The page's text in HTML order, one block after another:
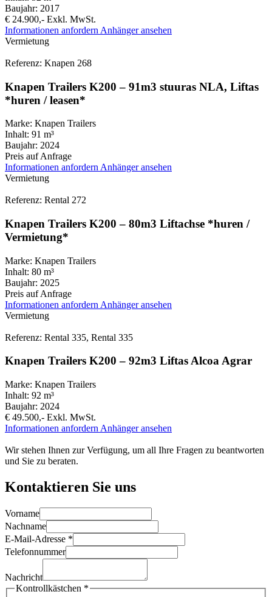
Baujahr: 2017
€ 24.900,- Exkl. MwSt.
Informationen anfordern Anhänger ansehen
Vermietung
Referenz: Knapen 268
Knapen Trailers K200 – 91m3 stuuras NLA, Liftas
*huren / leasen*
Marke: Knapen Trailers
Inhalt: 91 m³
Baujahr: 2024
Preis auf Anfrage
Informationen anfordern Anhänger ansehen
Vermietung
Referenz: Rental 272
Knapen Trailers K200 – 80m3 Liftachse *huren /
Vermietung*
Marke: Knapen Trailers
Inhalt: 80 m³
Baujahr: 2025
Preis auf Anfrage
Informationen anfordern Anhänger ansehen
Vermietung
Referenz: Rental 335, Rental 335
Knapen Trailers K200 – 92m3 Liftas Alcoa Agrar
Marke: Knapen Trailers
Inhalt: 92 m³
Baujahr: 2024
€ 49.500,- Exkl. MwSt.
Informationen anfordern Anhänger ansehen
Wir stehen Ihnen zur Verfügung, um all Ihre Fragen zu beantworten
und Sie zu beraten.
Kontaktieren Sie uns
Vorname
Nachname
E-Mail-Adresse *
Telefonnummer
Nachricht
Kontrollkästchen *